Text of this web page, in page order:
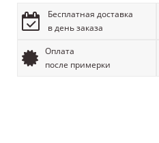
Бесплатная доставка
в день заказа
Оплата
после примерки